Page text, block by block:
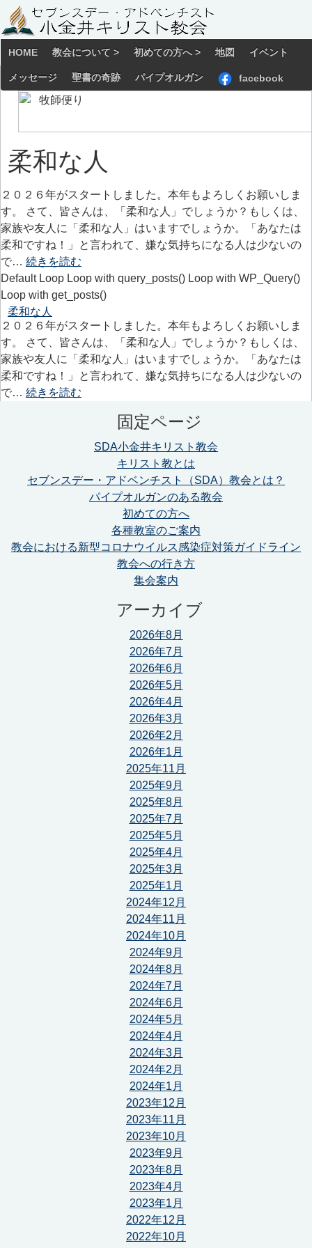
HOME 教会について > 初めての方へ > 地図 イベント
メッセージ 聖書の奇跡 パイプオルガン facebook
柔和な人
２０２６年がスタートしました。本年もよろしくお願いしま
す。 さて、皆さんは、「柔和な人」でしょうか？もしくは、
家族や友人に「柔和な人」はいますでしょうか。「あなたは
柔和ですね！」と言われて、嫌な気持ちになる人は少ないの
で… 続きを読む
Default Loop Loop with query_posts() Loop with WP_Query()
Loop with get_posts()
柔和な人
２０２６年がスタートしました。本年もよろしくお願いしま
す。 さて、皆さんは、「柔和な人」でしょうか？もしくは、
家族や友人に「柔和な人」はいますでしょうか。「あなたは
柔和ですね！」と言われて、嫌な気持ちになる人は少ないの
で… 続きを読む
固定ページ
SDA小金井キリスト教会
キリスト教とは
セブンスデー・アドベンチスト（SDA）教会とは？
パイプオルガンのある教会
初めての方へ
各種教室のご案内
教会における新型コロナウイルス感染症対策ガイドライン
教会への行き方
集会案内
アーカイブ
2026年8月
2026年7月
2026年6月
2026年5月
2026年4月
2026年3月
2026年2月
2026年1月
2025年11月
2025年9月
2025年8月
2025年7月
2025年5月
2025年4月
2025年3月
2025年1月
2024年12月
2024年11月
2024年10月
2024年9月
2024年8月
2024年7月
2024年6月
2024年5月
2024年4月
2024年3月
2024年2月
2024年1月
2023年12月
2023年11月
2023年10月
2023年9月
2023年8月
2023年4月
2023年1月
2022年12月
2022年10月